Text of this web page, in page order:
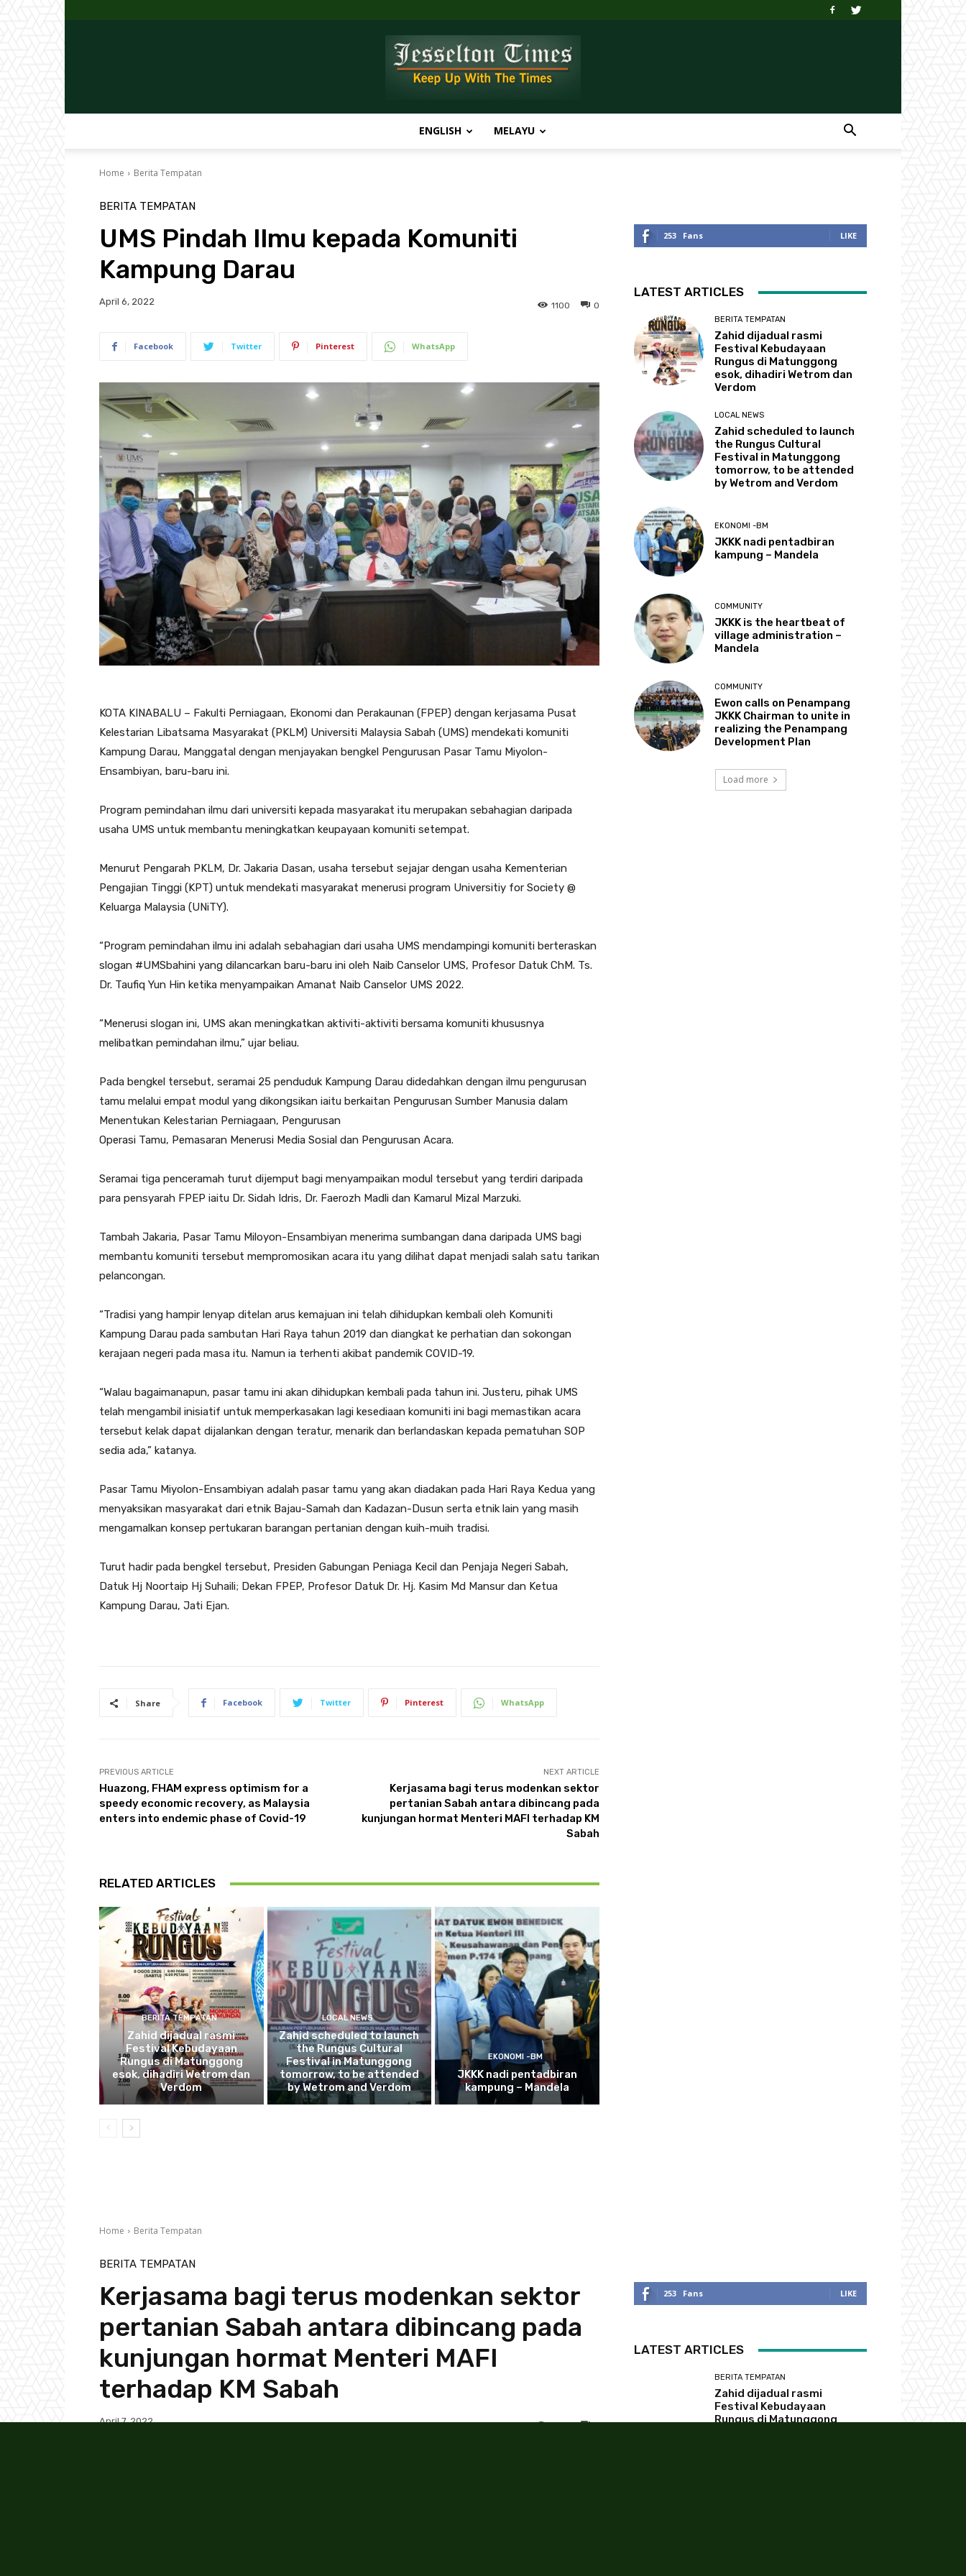
Times
ENGLISH MELAYU
Home Berita Tempatan
BERITA TEMPATAN
UMS Pindah Ilmu kepada Komuniti
Kampung Darau
April 6, 2022 0
1100
Facebook Twitter Pinterest WhatsApp
KOTA KINABALU – Fakulti Perniagaan, Ekonomi dan Perakaunan (FPEP) dengan kerjasama Pusat
Kelestarian Libatsama Masyarakat (PKLM) Universiti Malaysia Sabah (UMS) mendekati komuniti
Kampung Darau, Manggatal dengan menjayakan bengkel Pengurusan Pasar Tamu Miyolon-
Ensambiyan, baru-baru ini.
Program pemindahan ilmu dari universiti kepada masyarakat itu merupakan sebahagian daripada
usaha UMS untuk membantu meningkatkan keupayaan komuniti setempat.
Menurut Pengarah PKLM, Dr. Jakaria Dasan, usaha tersebut sejajar dengan usaha Kementerian
Pengajian Tinggi (KPT) untuk mendekati masyarakat menerusi program Universitiy for Society @
Keluarga Malaysia (UNiTY).
“Program pemindahan ilmu ini adalah sebahagian dari usaha UMS mendampingi komuniti berteraskan
slogan #UMSbahini yang dilancarkan baru-baru ini oleh Naib Canselor UMS, Profesor Datuk ChM. Ts.
Dr. Taufiq Yun Hin ketika menyampaikan Amanat Naib Canselor UMS 2022.
“Menerusi slogan ini, UMS akan meningkatkan aktiviti-aktiviti bersama komuniti khususnya
melibatkan pemindahan ilmu,” ujar beliau.
Pada bengkel tersebut, seramai 25 penduduk Kampung Darau didedahkan dengan ilmu pengurusan
tamu melalui empat modul yang dikongsikan iaitu berkaitan Pengurusan Sumber Manusia dalam
Menentukan Kelestarian Perniagaan, Pengurusan
Operasi Tamu, Pemasaran Menerusi Media Sosial dan Pengurusan Acara.
Seramai tiga penceramah turut dijemput bagi menyampaikan modul tersebut yang terdiri daripada
para pensyarah FPEP iaitu Dr. Sidah Idris, Dr. Faerozh Madli dan Kamarul Mizal Marzuki.
Tambah Jakaria, Pasar Tamu Miloyon-Ensambiyan menerima sumbangan dana daripada UMS bagi
membantu komuniti tersebut mempromosikan acara itu yang dilihat dapat menjadi salah satu tarikan
pelancongan.
“Tradisi yang hampir lenyap ditelan arus kemajuan ini telah dihidupkan kembali oleh Komuniti
Kampung Darau pada sambutan Hari Raya tahun 2019 dan diangkat ke perhatian dan sokongan
kerajaan negeri pada masa itu. Namun ia terhenti akibat pandemik COVID-19.
“Walau bagaimanapun, pasar tamu ini akan dihidupkan kembali pada tahun ini. Justeru, pihak UMS
telah mengambil inisiatif untuk memperkasakan lagi kesediaan komuniti ini bagi memastikan acara
tersebut kelak dapat dijalankan dengan teratur, menarik dan berlandaskan kepada pematuhan SOP
sedia ada,” katanya.
Pasar Tamu Miyolon-Ensambiyan adalah pasar tamu yang akan diadakan pada Hari Raya Kedua yang
menyaksikan masyarakat dari etnik Bajau-Samah dan Kadazan-Dusun serta etnik lain yang masih
mengamalkan konsep pertukaran barangan pertanian dengan kuih-muih tradisi.
Turut hadir pada bengkel tersebut, Presiden Gabungan Peniaga Kecil dan Penjaja Negeri Sabah,
Datuk Hj Noortaip Hj Suhaili; Dekan FPEP, Profesor Datuk Dr. Hj. Kasim Md Mansur dan Ketua
Kampung Darau, Jati Ejan.
Share Facebook Twitter Pinterest WhatsApp
PREVIOUS ARTICLE
Huazong, FHAM express optimism for a
speedy economic recovery, as Malaysia
enters into endemic phase of Covid-19
NEXT ARTICLE
Kerjasama bagi terus modenkan sektor
pertanian Sabah antara dibincang pada
kunjungan hormat Menteri MAFI terhadap KM
Sabah
RELATED ARTICLES
BERITA TEMPATAN
Zahid dijadual rasmi
Festival Kebudayaan
Rungus di Matunggong
esok, dihadiri Wetrom dan
Verdom
LOCAL NEWS
Zahid scheduled to launch
the Rungus Cultural
Festival in Matunggong
tomorrow, to be attended
by Wetrom and Verdom
EKONOMI -BM
JKKK nadi pentadbiran
kampung – Mandela
253 Fans LIKE
LATEST ARTICLES
BERITA TEMPATAN
Zahid dijadual rasmi
Festival Kebudayaan
Rungus di Matunggong
esok, dihadiri Wetrom dan
Verdom
LOCAL NEWS
Zahid scheduled to launch
the Rungus Cultural
Festival in Matunggong
tomorrow, to be attended
by Wetrom and Verdom
EKONOMI -BM
JKKK nadi pentadbiran
kampung – Mandela
COMMUNITY
JKKK is the heartbeat of
village administration –
Mandela
COMMUNITY
Ewon calls on Penampang
JKKK Chairman to unite in
realizing the Penampang
Development Plan
Load more